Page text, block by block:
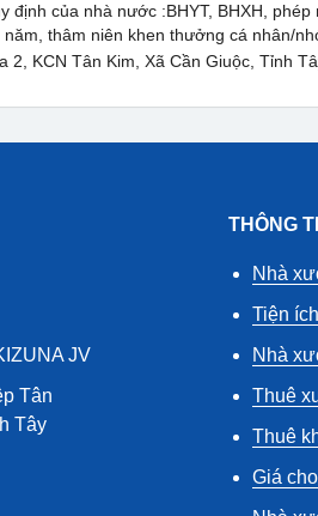
định của nhà nước :BHYT, BHXH, phép
thâm niên khen thưởng cá nhân/
2, KCN Tân Kim, Xã Cần Giuộc,
JV
Tân
Tây
THÔNG
Nhà
Tiện
Nhà
Thuê
Thuê
Giá